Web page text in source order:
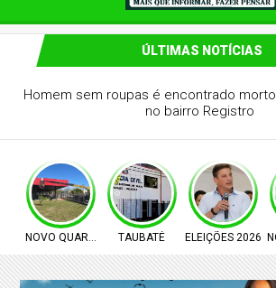
ÚLTIMAS NOTÍCIAS
STJ suspende efeito de condenação
Pindamonhangaba
NOVO QUARTEL TAUBATÉ ELEIÇÕES 2026